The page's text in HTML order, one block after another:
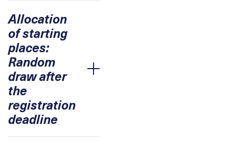
Allocation
of starting
places:
Random
draw after
the
registration
deadline
Accordion öffnen